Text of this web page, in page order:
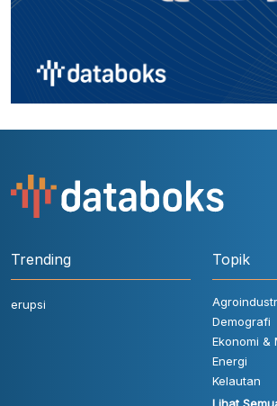
Trending
erupsi
Topik
Demografi
Ekonomi &
Energi
Kelautan